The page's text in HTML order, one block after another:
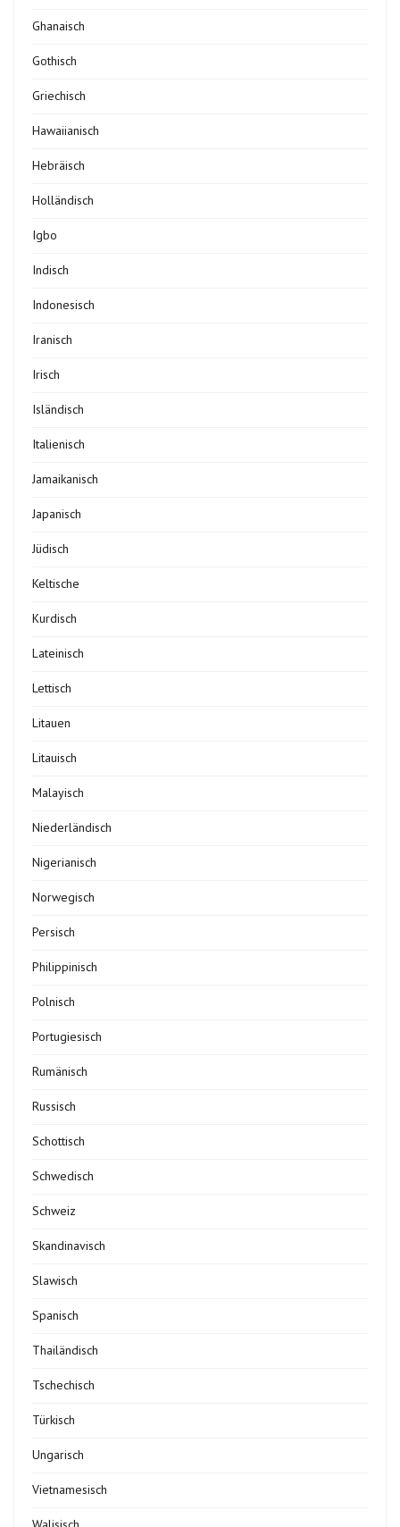
Ghanaisch
Gothisch
Griechisch
Hawaiianisch
Hebräisch
Holländisch
Igbo
Indisch
Indonesisch
Iranisch
Irisch
Isländisch
Italienisch
Jamaikanisch
Japanisch
Jüdisch
Keltische
Kurdisch
Lateinisch
Lettisch
Litauen
Litauisch
Malayisch
Niederländisch
Nigerianisch
Norwegisch
Persisch
Philippinisch
Polnisch
Portugiesisch
Rumänisch
Russisch
Schottisch
Schwedisch
Schweiz
Skandinavisch
Slawisch
Spanisch
Thailändisch
Tschechisch
Türkisch
Ungarisch
Vietnamesisch